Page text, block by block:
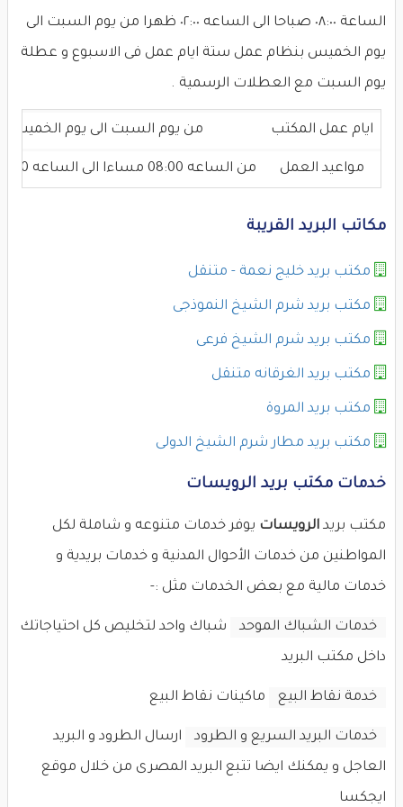
الساعة ٠٨:٠٠ صباحا الى الساعه ٠٢:٠٠ ظهرا من يوم السبت الى
يوم الخميس بنظام عمل ستة ايام عمل فى الاسبوع و عطلة
يوم السبت مع العطلات الرسمية .
ايام عمل المكتب من يوم السبت الى يوم الخميس
مواعيد العمل من الساعه 08:00 مساءا الى الساعه 02:00 عصرا
مكاتب البريد القريبة
مكتب بريد خليج نعمة - متنقل
مكتب بريد شرم الشيخ النموذجى
مكتب بريد شرم الشيخ فرعى
مكتب بريد الغرقانه متنقل
مكتب بريد المروة
مكتب بريد مطار شرم الشيخ الدولى
خدمات مكتب بريد الرويسات
مكتب بريد الرويسات يوفر خدمات متنوعه و شاملة لكل
المواطنين من خدمات الأحوال المدنية و خدمات بريدية و
خدمات مالية مع بعض الخدمات مثل :-
خدمات الشباك الموحد
شباك واحد لتخليص كل احتياجاتك
داخل مكتب البريد
خدمة نقاط البيع ماكينات نقاط البيع
خدمات البريد السريع و الطرود
ارسال الطرود و البريد
العاجل و يمكنك ايضا تتبع البريد المصرى من خلال موقع
ايجكسا